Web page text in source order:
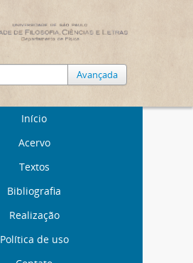
Avançada
Início
Acervo
Textos
Bibliografia
Realização
Política de uso